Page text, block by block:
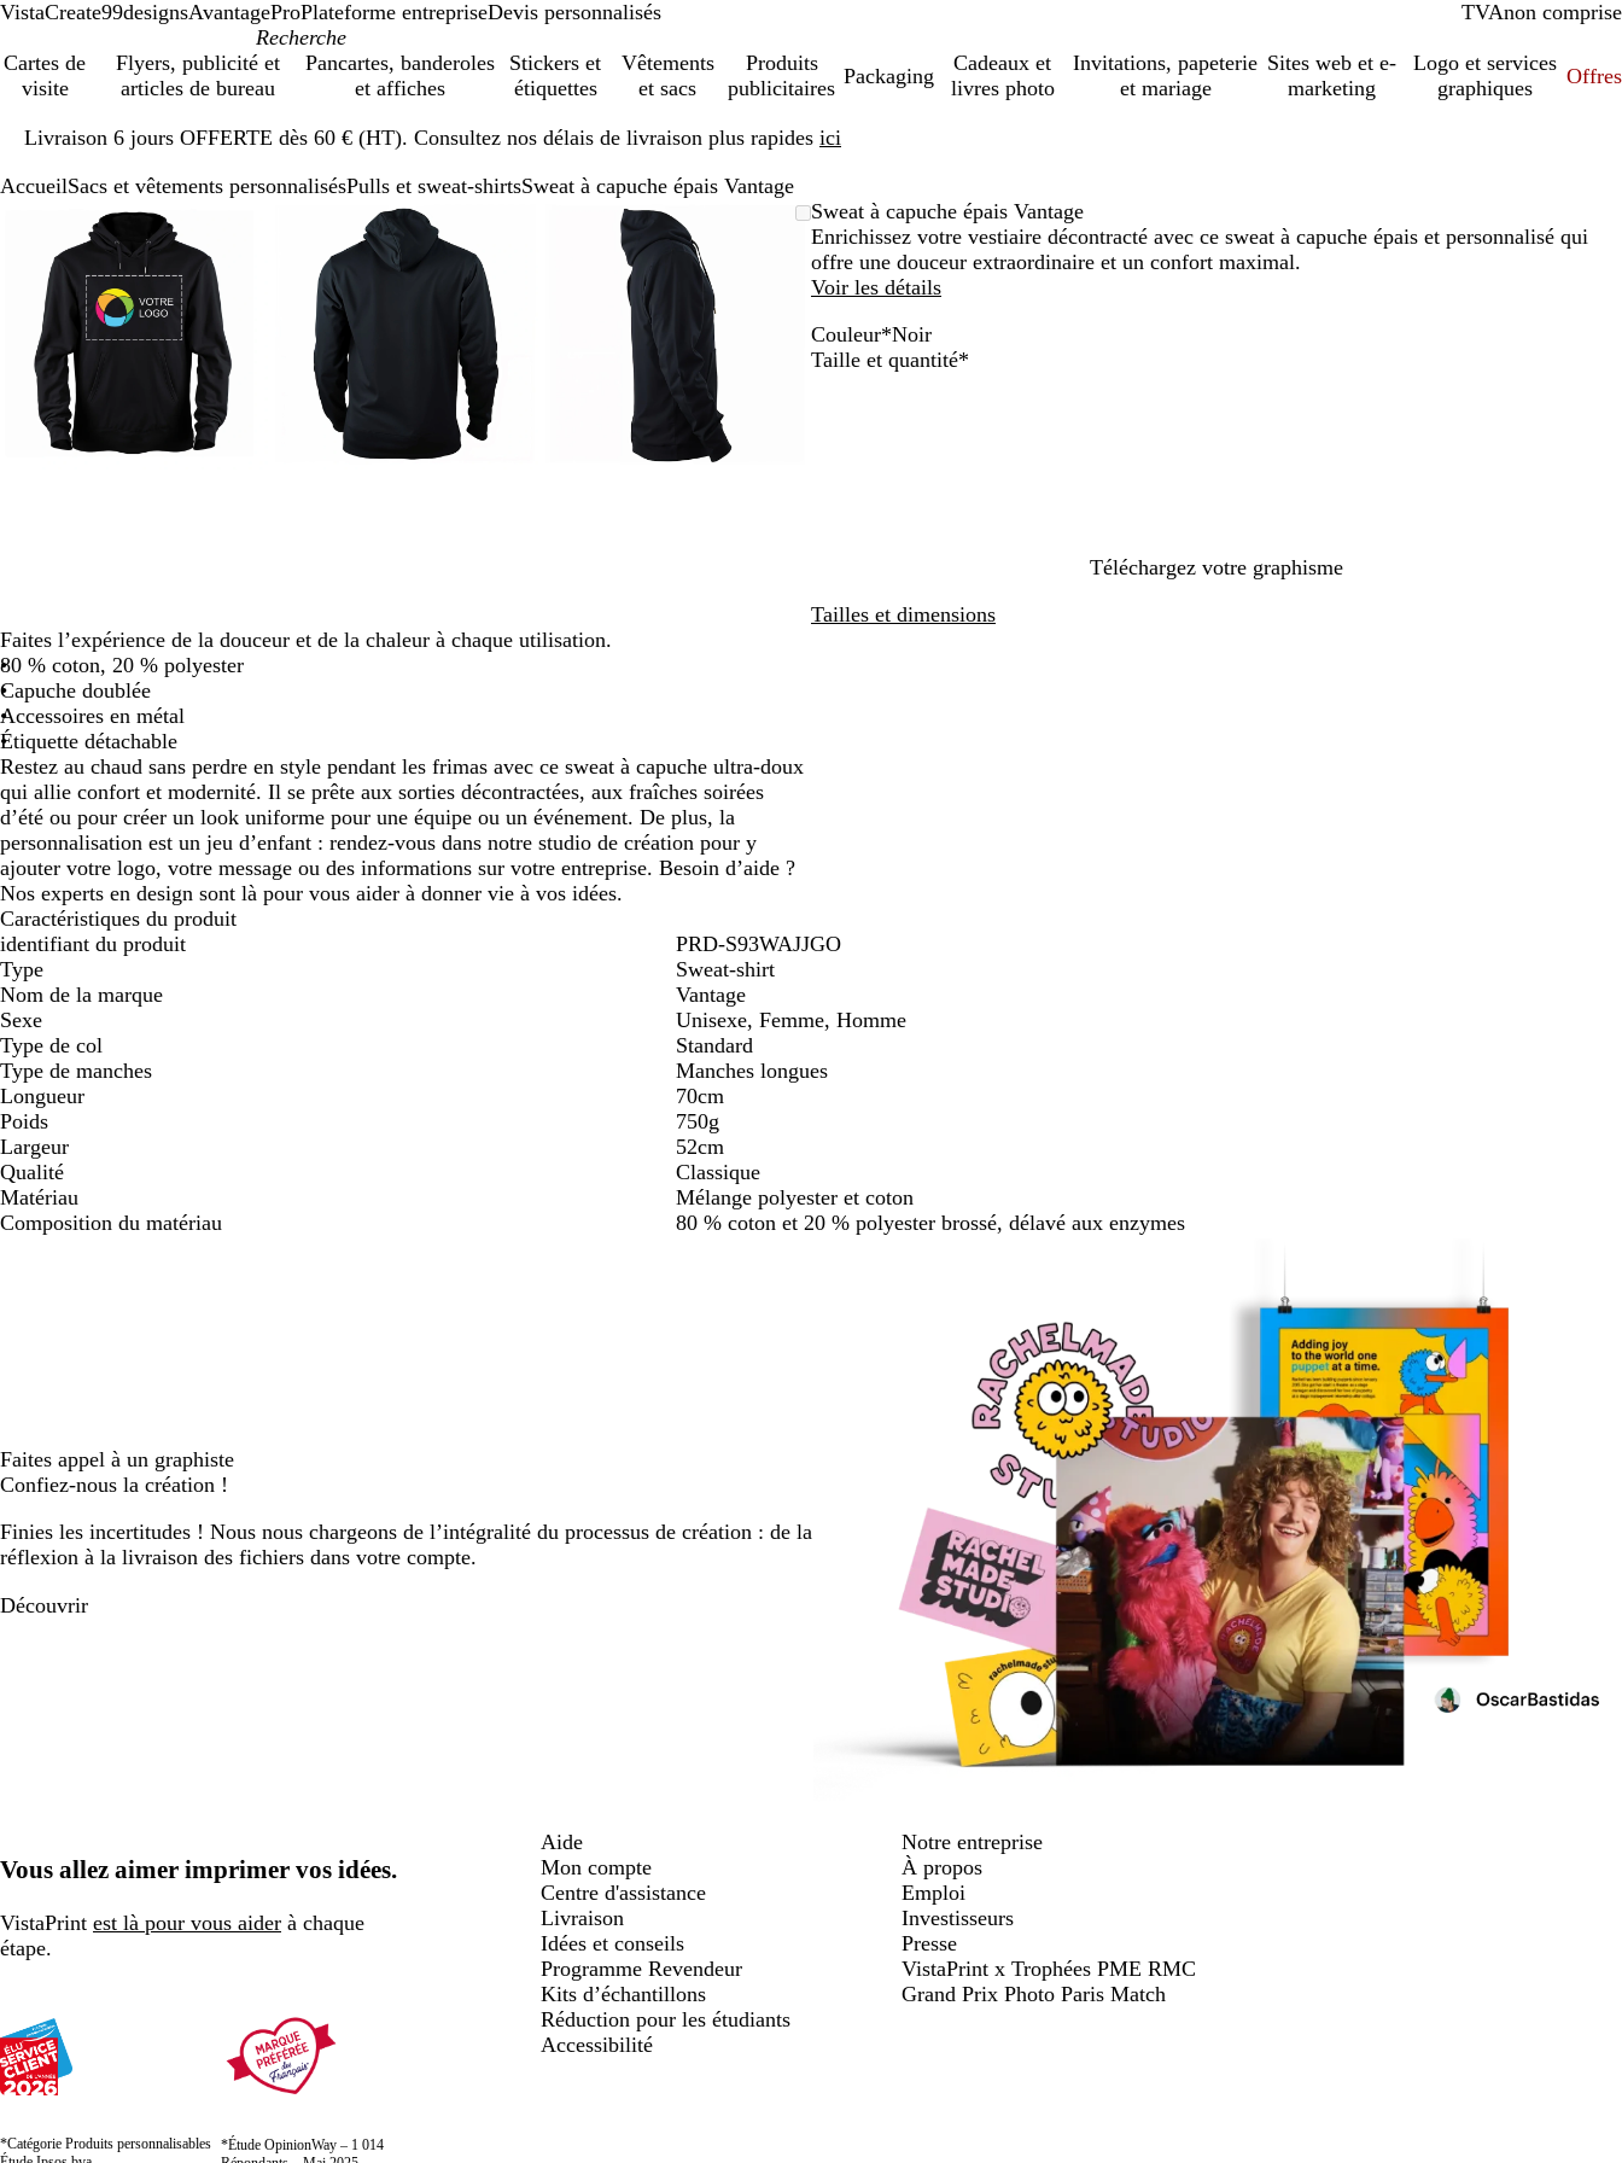
VistaCreate99designsAvantageProPlateforme entrepriseDevis personnalisés TVAcomprise
non comprise
Cartes de
visite
Flyers, publicité et
articles de bureau
Pancartes, banderoles
et affiches
Stickers et
étiquettes
Vêtements
et sacs
Produits
publicitaires
Packaging
Cadeaux et
livres photo
Invitations, papeterie
et mariage
Sites web et e-
marketing
Logo et services
graphiques
Offres
Livraison 6 jours OFFERTE dès 60 € (HT). Consultez nos délais de livraison plus rapides ici
1
AccueilSacs et vêtements personnalisésPulls et sweat-shirtsSweat à capuche épais Vantage
Image
zoomable
Zoom
au
minimum
Cliquez
pour
développer
Utilisez
les
touches
et
moins
pour
zoomer
Image
zoomable
Zoom
minimum
Cliquez
pour
développer
Utilisez
touches
zoomer
touches
zoomable
au
minimum
pour
développer
les
touches
plus
moins
pour
zoomer
les
touches
Sweat à capuche épais Vantage
Enrichissez votre vestiaire décontracté avec ce sweat à capuche épais et personnalisé qui
offre une douceur extraordinaire et un confort maximal.
Voir les détails
Couleur*Noir
N
B
Taille et quantité*
Téléchargez votre graphisme
Tailles et dimensions
Faites l’expérience de la douceur et de la chaleur à chaque utilisation.
80 % coton, 20 % polyester
Capuche doublée
Accessoires en métal
Étiquette détachable
Restez au chaud sans perdre en style pendant les frimas avec ce sweat à capuche ultra-doux
qui allie confort et modernité. Il se prête aux sorties décontractées, aux fraîches soirées
d’été ou pour créer un look uniforme pour une équipe ou un événement. De plus, la
personnalisation est un jeu d’enfant : rendez-vous dans notre studio de création pour y
ajouter votre logo, votre message ou des informations sur votre entreprise. Besoin d’aide ?
Nos experts en design sont là pour vous aider à donner vie à vos idées.
Caractéristiques du produit
identifiant du produit
PRD-S93WAJJGO
Type
Sweat-shirt
Nom de la marque
Vantage
Sexe
Unisexe, Femme, Homme
Type de col
Standard
Type de manches
Manches longues
Longueur
70cm
Poids
750g
Largeur
52cm
Qualité
Classique
Matériau
Mélange polyester et coton
Composition du matériau
80 % coton et 20 % polyester brossé, délavé aux enzymes
Faites appel à un graphiste
Confiez-nous la création !
Finies les incertitudes ! Nous nous chargeons de l’intégralité du processus de création : de la
réflexion à la livraison des fichiers dans votre compte.
Découvrir
Vous allez aimer imprimer vos idées.
VistaPrint est là pour vous aider à chaque
étape.
*Catégorie Produits personnalisables *Étude OpinionWay – 1 014
Aide
Mon compte
Centre d'assistance
Livraison
Idées et conseils
Programme Revendeur
Kits d’échantillons
Réduction pour les étudiants
Accessibilité
Notre entreprise
À propos
Emploi
Investisseurs
Presse
VistaPrint x Trophées PME RMC
Grand Prix Photo Paris Match